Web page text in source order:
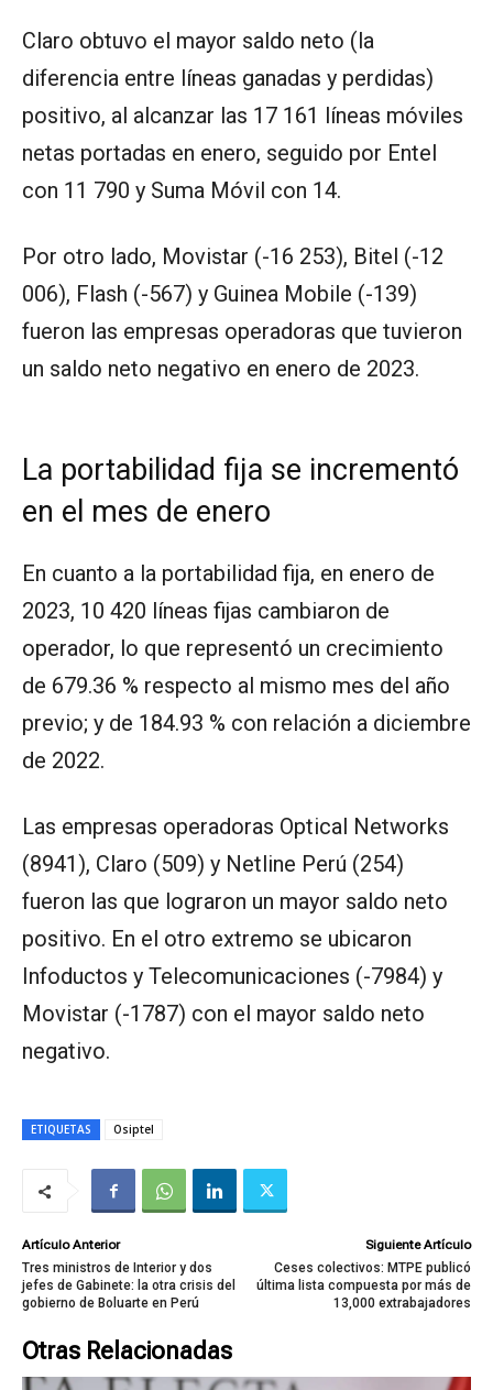
Claro obtuvo el mayor saldo neto (la
diferencia entre líneas ganadas y perdidas)
positivo, al alcanzar las 17 161 líneas móviles
netas portadas en enero, seguido por Entel
con 11 790 y Suma Móvil con 14.
Por otro lado, Movistar (-16 253), Bitel (-12
006), Flash (-567) y Guinea Mobile (-139)
fueron las empresas operadoras que tuvieron
un saldo neto negativo en enero de 2023.
La portabilidad fija se incrementó
en el mes de enero
En cuanto a la portabilidad fija, en enero de
2023, 10 420 líneas fijas cambiaron de
operador, lo que representó un crecimiento
de 679.36 % respecto al mismo mes del año
previo; y de 184.93 % con relación a diciembre
de 2022.
Las empresas operadoras Optical Networks
(8941), Claro (509) y Netline Perú (254)
fueron las que lograron un mayor saldo neto
positivo. En el otro extremo se ubicaron
Infoductos y Telecomunicaciones (-7984) y
Movistar (-1787) con el mayor saldo neto
negativo.
ETIQUETAS Osiptel
Artículo Anterior
Tres ministros de Interior y dos
jefes de Gabinete: la otra crisis del
gobierno de Boluarte en Perú
Siguiente Artículo
Ceses colectivos: MTPE publicó
última lista compuesta por más de
13,000 extrabajadores
Otras Relacionadas